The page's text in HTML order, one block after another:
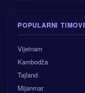
POPULARNI TIMOVI
Vijetnam
Kambodža
Tajland
Mijanmar